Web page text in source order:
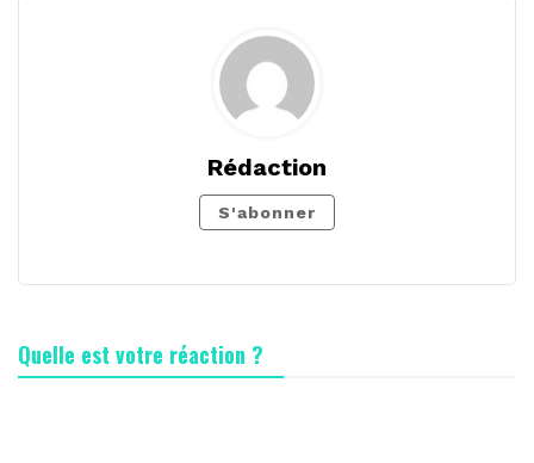
Rédaction
S'abonner
Quelle est votre réaction ?